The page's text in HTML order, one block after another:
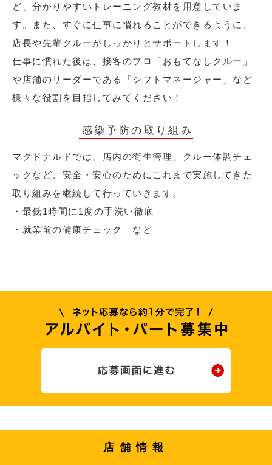
ど、分かりやすいトレーニング教材を用意していま
す。また、すぐに仕事に慣れることができるように、
店長や先輩クルーがしっかりとサポートします！
仕事に慣れた後は、接客のプロ「おもてなしクルー」
や店舗のリーダーである「シフトマネージャー」など
様々な役割を目指してみてください！
感染予防の取り組み
マクドナルドでは、店内の衛生管理、クルー体調チェ
ックなど、安全・安心のためにこれまで実施してきた
取り組みを継続して行っていきます。
・最低1時間に1度の手洗い徹底
・就業前の健康チェック など
店舗情報